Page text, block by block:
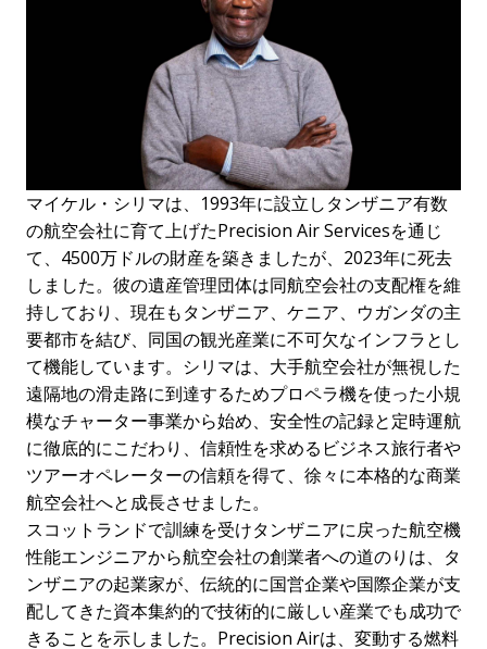
マイケル・シリマは、1993年に設立しタンザニア有数
の航空会社に育て上げたPrecision Air Servicesを通じ
て、4500万ドルの財産を築きましたが、2023年に死去
しました。彼の遺産管理団体は同航空会社の支配権を維
持しており、現在もタンザニア、ケニア、ウガンダの主
要都市を結び、同国の観光産業に不可欠なインフラとし
て機能しています。シリマは、大手航空会社が無視した
遠隔地の滑走路に到達するためプロペラ機を使った小規
模なチャーター事業から始め、安全性の記録と定時運航
に徹底的にこだわり、信頼性を求めるビジネス旅行者や
ツアーオペレーターの信頼を得て、徐々に本格的な商業
航空会社へと成長させました。
スコットランドで訓練を受けタンザニアに戻った航空機
性能エンジニアから航空会社の創業者への道のりは、タ
ンザニアの起業家が、伝統的に国営企業や国際企業が支
配してきた資本集約的で技術的に厳しい産業でも成功で
きることを示しました。Precision Airは、変動する燃料